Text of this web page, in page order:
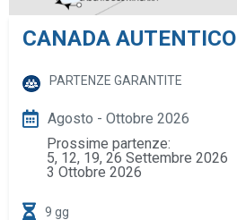
CANADA AUTENTICO
PARTENZE GARANTITE
Agosto - Ottobre 2026
Prossime partenze:
5, 12, 19, 26 Settembre 2026
3 Ottobre 2026
9 gg